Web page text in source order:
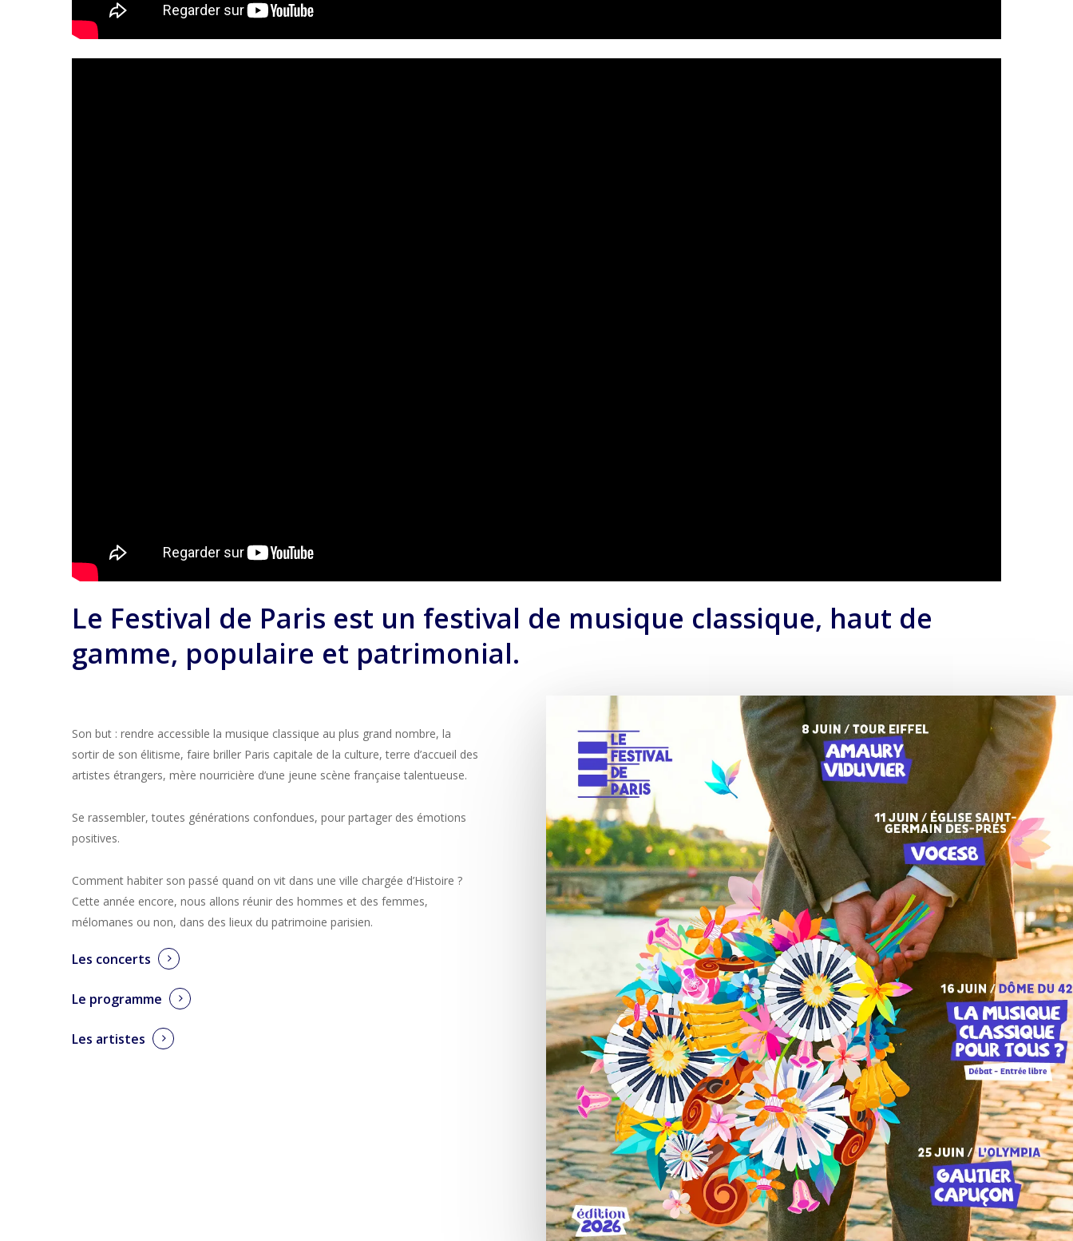
Le Festival de Paris est un festival de musique classique, haut de
gamme, populaire et patrimonial.
Son but : rendre accessible la musique classique au plus grand nombre, la
sortir de son élitisme, faire briller Paris capitale de la culture, terre d’accueil des
artistes étrangers, mère nourricière d’une jeune scène française talentueuse.
Se rassembler, toutes générations confondues, pour partager des émotions
positives.
Comment habiter son passé quand on vit dans une ville chargée d’Histoire ?
Cette année encore, nous allons réunir des hommes et des femmes,
mélomanes ou non, dans des lieux du patrimoine parisien.
Les concerts
Le programme
Les artistes